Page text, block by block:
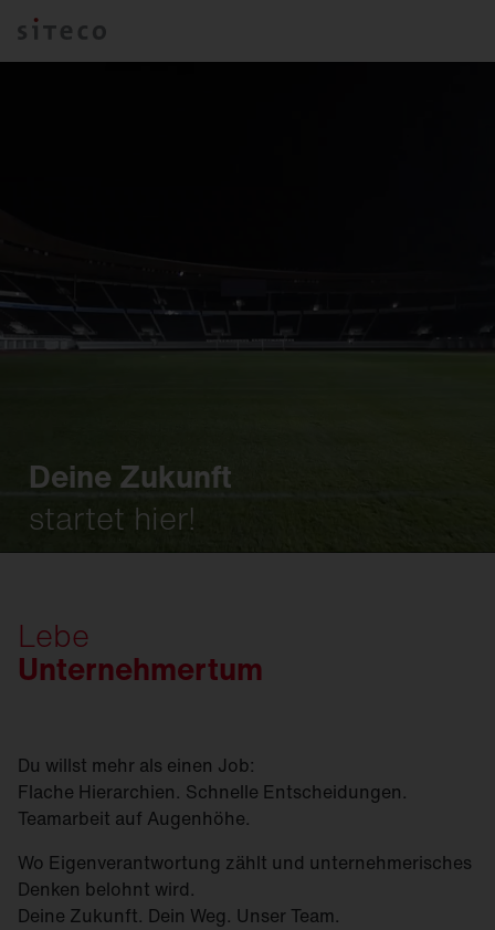
Deine Zukunft ​
startet hier!
Lebe
Unternehmertum
Du willst mehr als einen Job:
Flache Hierarchien. Schnelle Entscheidungen.
Teamarbeit auf Augenhöhe.
Wo Eigenverantwortung zählt und unternehmerisches
Denken belohnt wird.
Deine Zukunft. Dein Weg. Unser Team.